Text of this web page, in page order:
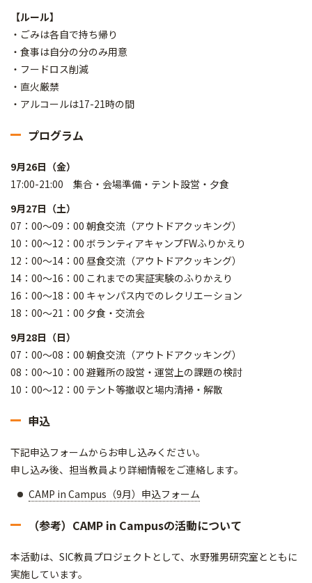
【ルール】
・ごみは各自で持ち帰り
・食事は自分の分のみ用意
・フードロス削減
・直火厳禁
・アルコールは17-21時の間
プログラム
9月26日（金）
17:00-21:00 集合・会場準備・テント設営・夕食
9月27日（土）
07：00～09：00 朝食交流（アウトドアクッキング）
10：00～12：00 ボランティアキャンプFWふりかえり
12：00～14：00 昼食交流（アウトドアクッキング）
14：00～16：00 これまでの実証実験のふりかえり
16：00～18：00 キャンパス内でのレクリエーション
18：00～21：00 夕食・交流会
9月28日（日）
07：00～08：00 朝食交流（アウトドアクッキング）
08：00～10：00 避難所の設営・運営上の課題の検討
10：00～12：00 テント等撤収と場内清掃・解散
申込
下記申込フォームからお申し込みください。
申し込み後、担当教員より詳細情報をご連絡します。
CAMP in Campus（9月）申込フォーム
（参考）CAMP in Campusの活動について
本活動は、SIC教員プロジェクトとして、水野雅男研究室とともに
実施しています。